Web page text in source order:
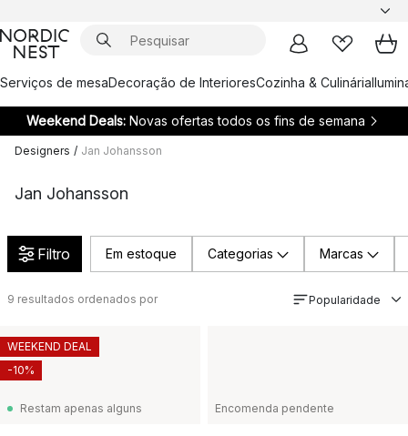
Serviços de mesaDecoração de InterioresCozinha & Culinária
Weekend Deals: Novas ofertas todos os fins de semana
Designers / Jan Johansson
Jan Johansson
Filtro Em estoque Categorias Marcas
9 resultados ordenados por Popularidade
Restam apenas alguns
WEEKEND DEAL
-10%
Encomenda pendente